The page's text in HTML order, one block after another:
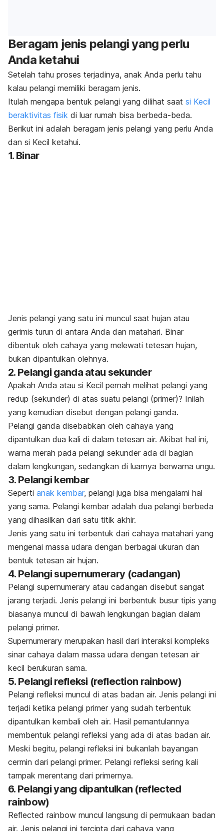
Beragam jenis pelangi yang perlu
Anda ketahui
Setelah tahu proses terjadinya, anak Anda perlu tahu
kalau pelangi memiliki beragam jenis.
Itulah mengapa bentuk pelangi yang dilihat saat si Kecil
beraktivitas fisik di luar rumah bisa berbeda-beda.
Berikut ini adalah beragam jenis pelangi yang perlu Anda
dan si Kecil ketahui.
1. Binar
Jenis pelangi yang satu ini muncul saat hujan atau
gerimis turun di antara Anda dan matahari. Binar
dibentuk oleh cahaya yang melewati tetesan hujan,
bukan dipantulkan olehnya.
2. Pelangi ganda atau sekunder
Apakah Anda atau si Kecil pernah melihat pelangi yang
redup (sekunder) di atas suatu pelangi (primer)? Inilah
yang kemudian disebut dengan pelangi ganda.
Pelangi ganda disebabkan oleh cahaya yang
dipantulkan dua kali di dalam tetesan air. Akibat hal ini,
warna merah pada pelangi sekunder ada di bagian
dalam lengkungan, sedangkan di luarnya berwarna ungu.
3. Pelangi kembar
Seperti anak kembar, pelangi juga bisa mengalami hal
yang sama. Pelangi kembar adalah dua pelangi berbeda
yang dihasilkan dari satu titik akhir.
Jenis yang satu ini terbentuk dari cahaya matahari yang
mengenai massa udara dengan berbagai ukuran dan
bentuk tetesan air hujan.
4. Pelangi supernumerary (cadangan)
Pelangi supernumerary atau cadangan disebut sangat
jarang terjadi. Jenis pelangi ini berbentuk busur tipis yang
biasanya muncul di bawah lengkungan bagian dalam
pelangi primer.
Supernumerary merupakan hasil dari interaksi kompleks
sinar cahaya dalam massa udara dengan tetesan air
kecil berukuran sama.
5. Pelangi refleksi (reflection rainbow)
Pelangi refleksi muncul di atas badan air. Jenis pelangi ini
terjadi ketika pelangi primer yang sudah terbentuk
dipantulkan kembali oleh air. Hasil pemantulannya
membentuk pelangi refleksi yang ada di atas badan air.
Meski begitu, pelangi refleksi ini bukanlah bayangan
cermin dari pelangi primer. Pelangi refleksi sering kali
tampak merentang dari primernya.
6. Pelangi yang dipantulkan (reflected
rainbow)
Reflected rainbow muncul langsung di permukaan badan
air. Jenis pelangi ini tercipta dari cahaya yang